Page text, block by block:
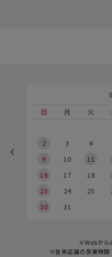
日
月 火
2
3 4
9
10 11
16
17 18
23
24 25
30
31
※Webから
※各実店舗の営業時間